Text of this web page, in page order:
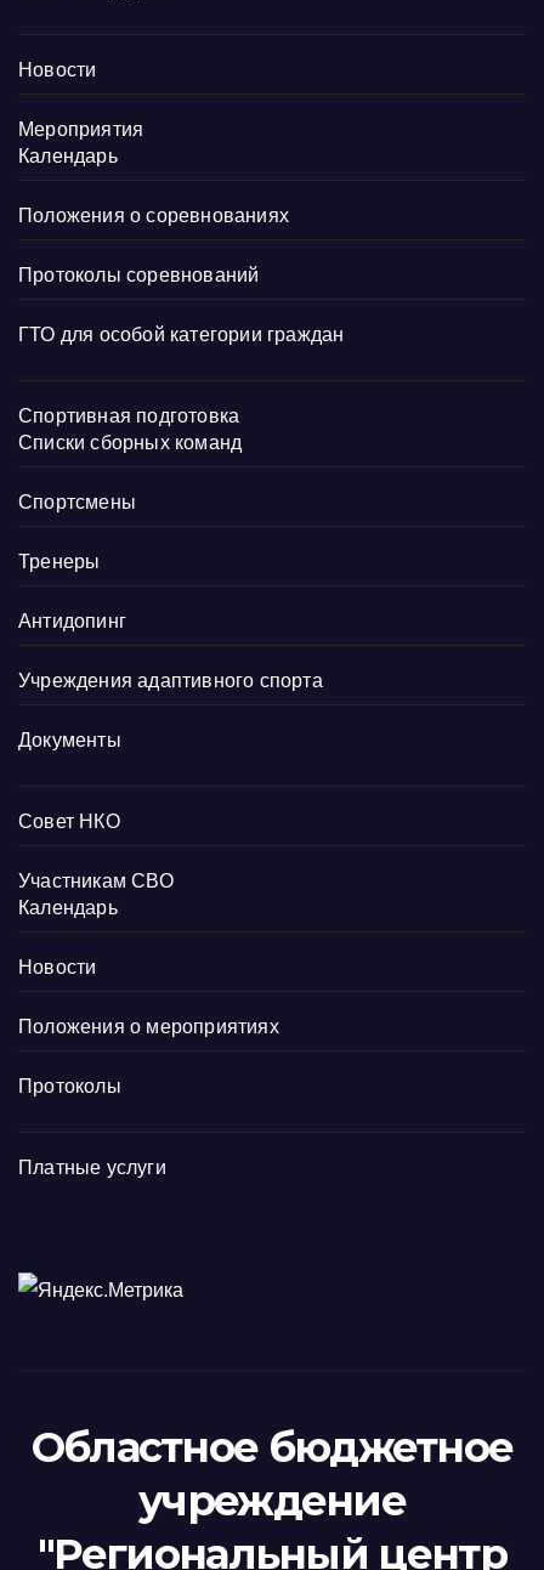
Новости
Мероприятия
Календарь
Положения о соревнованиях
Протоколы соревнований
ГТО для особой категории граждан
Спортивная подготовка
Списки сборных команд
Спортсмены
Тренеры
Антидопинг
Учреждения адаптивного спорта
Документы
Совет НКО
Участникам СВО
Календарь
Новости
Положения о мероприятиях
Протоколы
Платные услуги
Областное бюджетное
учреждение
"Региональный центр